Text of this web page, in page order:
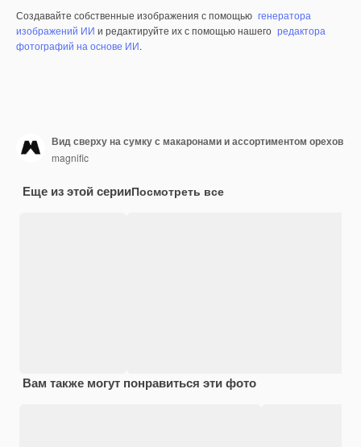
Создавайте собственные изображения с помощью генератора
изображений ИИ и редактируйте их с помощью нашего редактора
фотографий на основе ИИ.
Вид сверху на сумку с макаронами и ассортиментом орехов
magnific
Еще из этой серииПосмотреть все
Вам также могут понравиться эти фото